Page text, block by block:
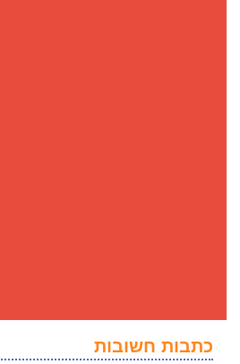
כתבות חשובות